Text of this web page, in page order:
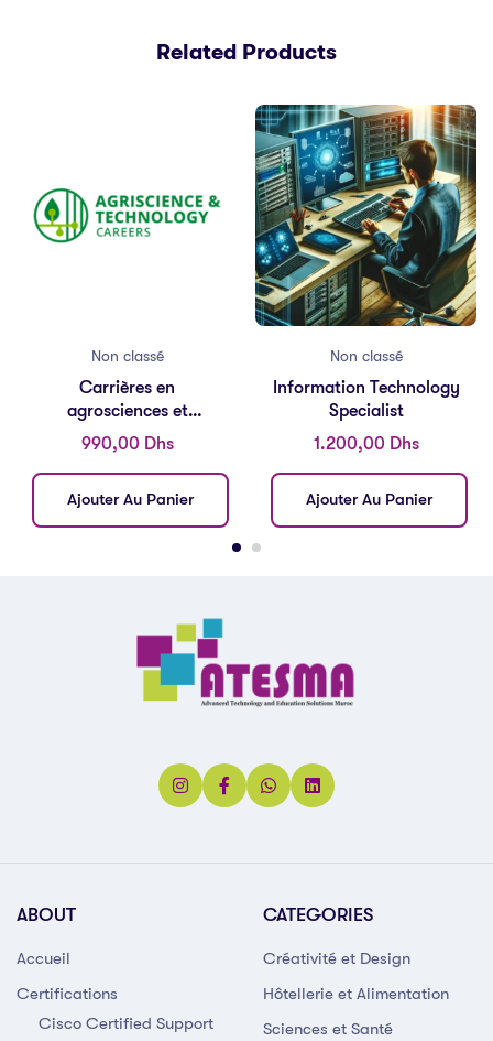
Related Products
Non classé
Carrières en
agrosciences et
technologies
990,00 Dhs
Ajouter Au Panier
Non classé
Information Technology
Specialist
1.200,00 Dhs
Ajouter Au Panier
ABOUT
Accueil
Certifications
Cisco Certified Support
CATEGORIES
Créativité et Design
Hôtellerie et Alimentation
Sciences et Santé